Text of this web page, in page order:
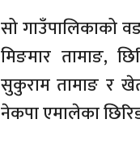
सो गाउँपालिकाको
मिङमार तामाङ,
सुकुराम तामाङ र
नेकपा एमालेका